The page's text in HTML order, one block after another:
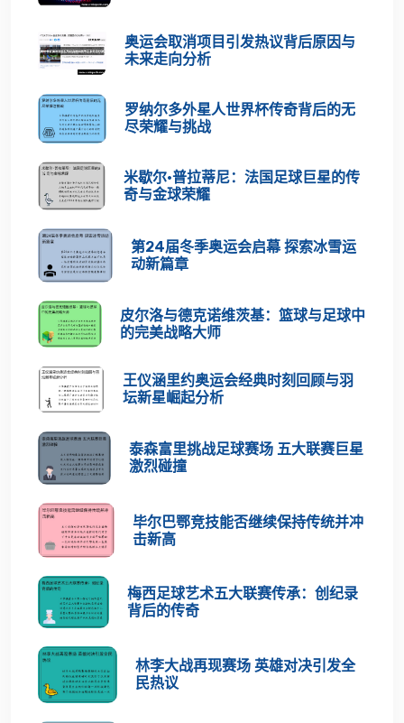
奥运会取消项目引发热议背后原因与
未来走向分析
罗纳尔多外星人世界杯传奇背后的无
尽荣耀与挑战
米歇尔·普拉蒂尼：法国足球巨星的传
奇与金球荣耀
第24届冬季奥运会启幕 探索冰雪运
动新篇章
皮尔洛与德克诺维茨基：篮球与足球中
的完美战略大师
王仪涵里约奥运会经典时刻回顾与羽
坛新星崛起分析
泰森富里挑战足球赛场 五大联赛巨星
激烈碰撞
毕尔巴鄂竞技能否继续保持传统并冲
击新高
梅西足球艺术五大联赛传承：创纪录
背后的传奇
林李大战再现赛场 英雄对决引发全
民热议